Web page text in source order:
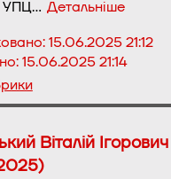
УПЦ… Детальніше
15.06.2025 21:12
15.06.2025 21:14
Віталій